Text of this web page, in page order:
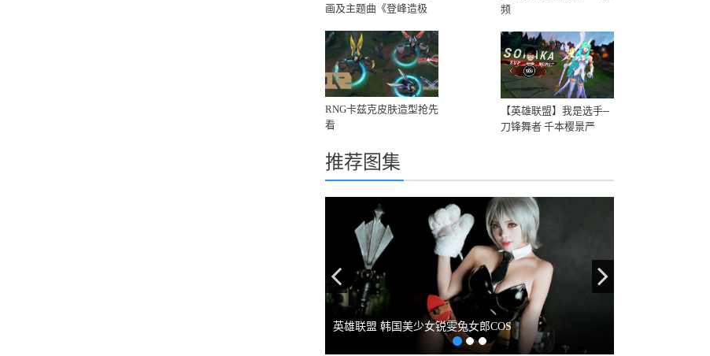
画及主题曲《登峰造极
频
RNG卡兹克皮肤造型抢先
看
【英雄联盟】我是选手--
刀锋舞者 千本樱景严
推荐图集
英雄联盟 韩国美少女锐雯兔女郎COS
Previous